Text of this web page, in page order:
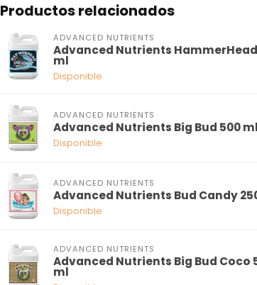
Productos relacionados
ADVANCED NUTRIENTS
Advanced Nutrients
ml
Disponible
ADVANCED NUTRIENTS
Advanced Nutrients Big Bud 500 ml
Disponible
ADVANCED NUTRIENTS
Advanced Nutrients Bud Candy
Disponible
ADVANCED NUTRIENTS
Advanced Nutrients Big Bud Coco
ml